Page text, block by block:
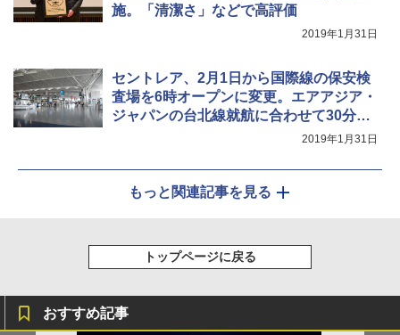
施。「清潔さ」などで高評価
2019年1月31日
セントレア、2月1日から国際線の保安検
査場を6時オープンに変更。エアアジア・
ジャパンの台北線就航に合わせて30分繰
2019年1月31日
もっと関連記事を見る
トップページに戻る
おすすめ記事